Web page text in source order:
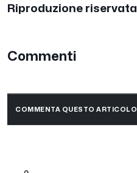
Riproduzione riservata
Commenti
COMMENTA QUESTO ARTICOLO